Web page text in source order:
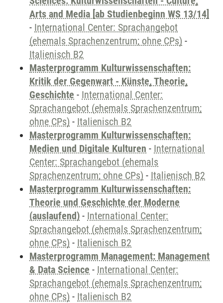
Arts and Media [ab Studienbeginn WS 13/14]
- International Center: Sprachangebot
(ehemals Sprachenzentrum; ohne CPs) -
Italienisch B2
Masterprogramm Kulturwissenschaften:
Kritik der Gegenwart - Künste, Theorie,
Geschichte - International Center:
Sprachangebot (ehemals Sprachenzentrum;
ohne CPs) - Italienisch B2
Masterprogramm Kulturwissenschaften:
Medien und Digitale Kulturen - International
Center: Sprachangebot (ehemals
Sprachenzentrum; ohne CPs) - Italienisch B2
Masterprogramm Kulturwissenschaften:
Theorie und Geschichte der Moderne
(auslaufend) - International Center:
Sprachangebot (ehemals Sprachenzentrum;
ohne CPs) - Italienisch B2
Masterprogramm Management: Management
& Data Science - International Center:
Sprachangebot (ehemals Sprachenzentrum;
ohne CPs) - Italienisch B2